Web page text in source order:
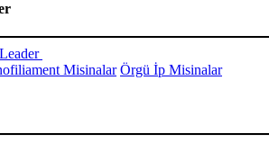
Misinalar Örgü İp Misinalar